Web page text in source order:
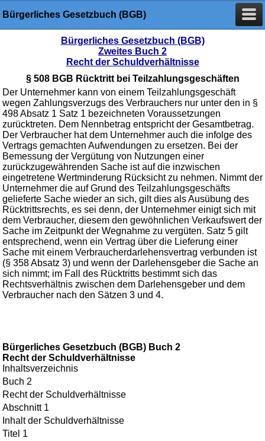
Bürgerliches Gesetzbuch (BGB)
Bürgerliches Gesetzbuch (BGB)
Zweites Buch 2
Recht der Schuldverhältnisse
§ 508 BGB Rücktritt bei Teilzahlungsgeschäften
Der Unternehmer kann von einem Teilzahlungsgeschäft
wegen Zahlungsverzugs des Verbrauchers nur unter den in §
498 Absatz 1 Satz 1 bezeichneten Voraussetzungen
zurücktreten. Dem Nennbetrag entspricht der Gesamtbetrag.
Der Verbraucher hat dem Unternehmer auch die infolge des
Vertrags gemachten Aufwendungen zu ersetzen. Bei der
Bemessung der Vergütung von Nutzungen einer
zurückzugewährenden Sache ist auf die inzwischen
eingetretene Wertminderung Rücksicht zu nehmen. Nimmt der
Unternehmer die auf Grund des Teilzahlungsgeschäfts
gelieferte Sache wieder an sich, gilt dies als Ausübung des
Rücktrittsrechts, es sei denn, der Unternehmer einigt sich mit
dem Verbraucher, diesem den gewöhnlichen Verkaufswert der
Sache im Zeitpunkt der Wegnahme zu vergüten. Satz 5 gilt
entsprechend, wenn ein Vertrag über die Lieferung einer
Sache mit einem Verbraucherdarlehensvertrag verbunden ist
(§ 358 Absatz 3) und wenn der Darlehensgeber die Sache an
sich nimmt; im Fall des Rücktritts bestimmt sich das
Rechtsverhältnis zwischen dem Darlehensgeber und dem
Verbraucher nach den Sätzen 3 und 4.
Bürgerliches Gesetzbuch (BGB) Buch 2
Recht der Schuldverhältnisse
Inhaltsverzeichnis
Buch 2
Recht der Schuldverhältnisse
Abschnitt 1
Inhalt der Schuldverhältnisse
Titel 1